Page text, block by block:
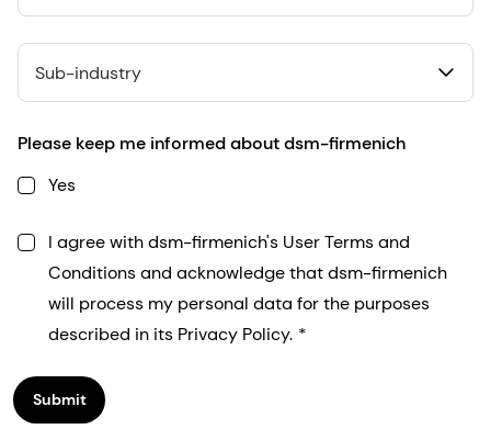
Sub-industry
Please keep me informed about dsm-firmenich
Yes
I agree with dsm-firmenich's User Terms and
Conditions and acknowledge that dsm-firmenich
will process my personal data for the purposes
described in its Privacy Policy.
Submit